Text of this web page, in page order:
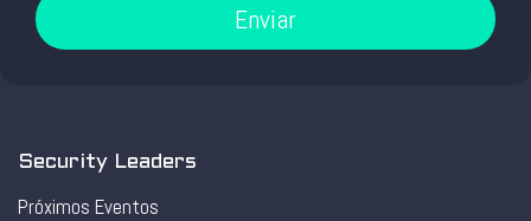
Enviar
Security Leaders
Próximos Eventos